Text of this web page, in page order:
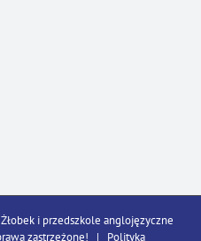
i przedszkole anglojęzyczne
zastrzeżone! | Polityka